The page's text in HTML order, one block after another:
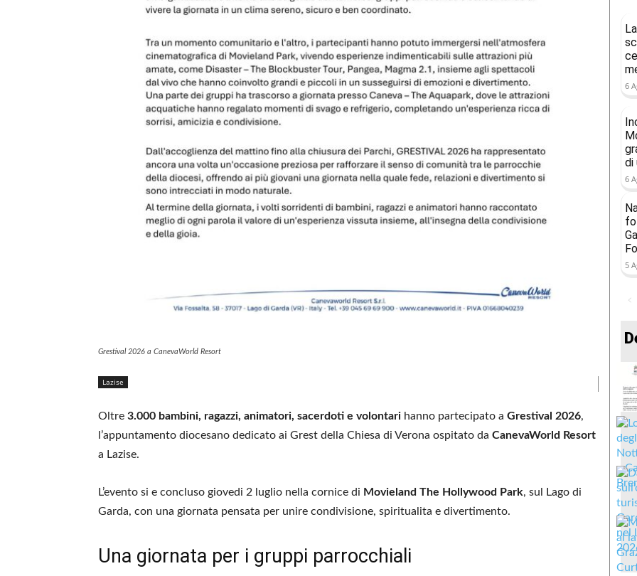
Grestival 2026 a CanevaWorld Resort
Lazise
Oltre 3.000 bambini, ragazzi, animatori, sacerdoti e volontari hanno partecipato a Grestival 2026,
l’appuntamento diocesano dedicato ai Grest della Chiesa di Verona ospitato da CanevaWorld Resort
a Lazise.
L’evento si e concluso giovedi 2 luglio nella cornice di Movieland The Hollywood Park, sul Lago di
Garda, con una giornata pensata per unire condivisione, spiritualita e divertimento.
Una giornata per i gruppi parrocchiali
6
di
6
5